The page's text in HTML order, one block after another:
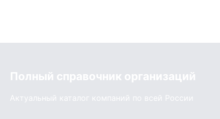
Полный справочник организаций
Актуальный каталог компаний по всей России